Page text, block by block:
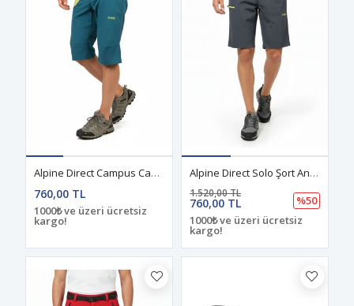
Alpine Direct Campus Capri Petrol Erkek
760,00 TL
1000₺ ve üzeri ücretsiz
kargo!
Alpine Direct Solo Şort Antrasit Erkek
760,00 TL
1.520,00 TL
%50
1000₺ ve üzeri ücretsiz
kargo!